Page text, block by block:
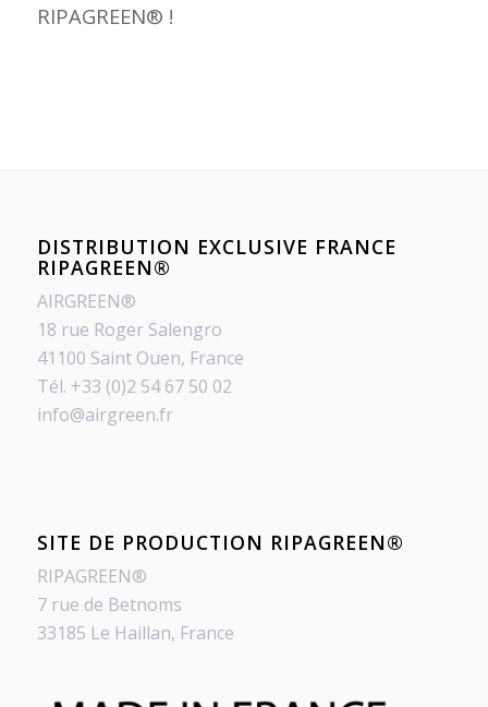
RIPAGREEN® !
DISTRIBUTION EXCLUSIVE FRANCE
RIPAGREEN®
AIRGREEN®
18 rue Roger Salengro
41100 Saint Ouen, France
Tél. +33 (0)2 54 67 50 02
info@airgreen.fr
SITE DE PRODUCTION RIPAGREEN®
RIPAGREEN®
7 rue de Betnoms
33185 Le Haillan, France